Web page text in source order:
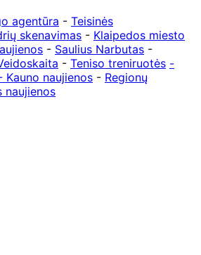
agentūra - Teisinės
skenavimas - Klaipedos miesto
- Saulius Narbutas -
- Teniso treniruotės -
Kauno naujienos - Regionų
naujienos